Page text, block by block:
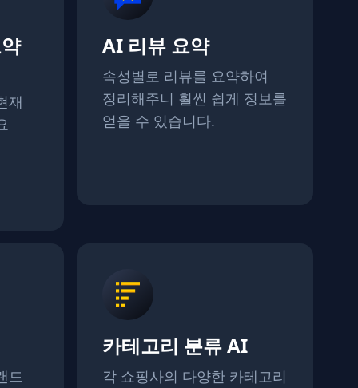
재
AI 리뷰 요약
속성별로 리뷰를 요약하여
정리해주니 훨씬 쉽게 정보를
얻을 수 있습니다.
드
카테고리 분류 AI
각 쇼핑사의 다양한 카테고리